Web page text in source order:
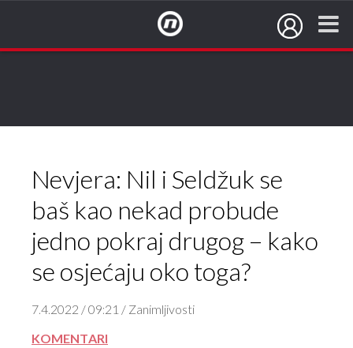
Nevjera: Nil i Seldžuk se
baš kao nekad probude
jedno pokraj drugog – kako
se osjećaju oko toga?
7.4.2022 / 09:21 / Zanimljivosti
KOMENTARI